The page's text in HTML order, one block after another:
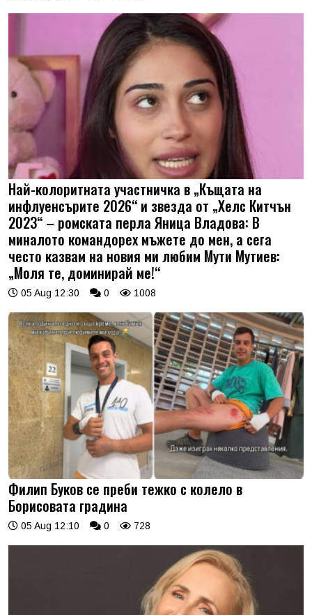
Най-колоритната участничка в „Къщата на
инфлуенсърите 2026“ и звезда от „Хелс Китчън
2023“ – ромската перла Яница Владова: В
миналото командорех мъжете до мен, а сега
често казвам на новия ми любим Мути Мутиев:
„Моля те, доминирай ме!“
05 Aug 12:30 0 1008
Филип Буков се преби тежко с колело в
Борисовата градина
05 Aug 12:10 0 728